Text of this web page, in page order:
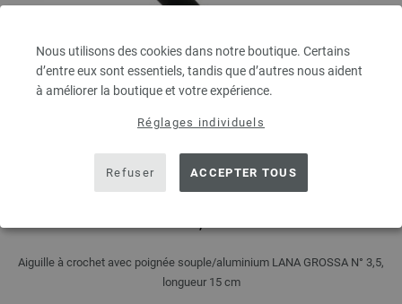
Nous utilisons des cookies dans notre boutique. Certains
d’entre eux sont essentiels, tandis que d’autres nous aident
à améliorer la boutique et votre expérience.
Réglages individuels
Refuser ACCEPTER TOUS
Aiguille à crochet avec poignée souple/aluminium LANA GROSSA N° 3,5,
longueur 15 cm